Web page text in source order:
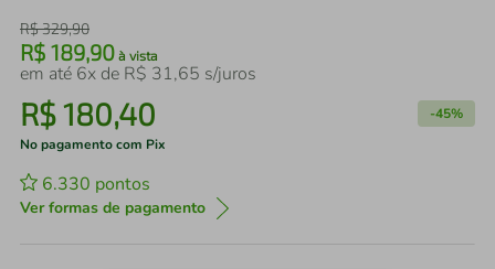
R$329,90
R$ 189,90 à vista
em até 6x de R$ 31,65 s/juros
R$180,40 -45%
No pagamento com Pix
6.330 pontos
Ver formas de pagamento